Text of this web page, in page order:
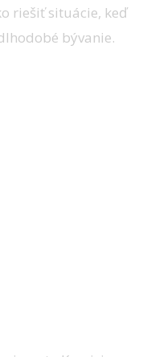
riešiť situácie, keď
bývanie.